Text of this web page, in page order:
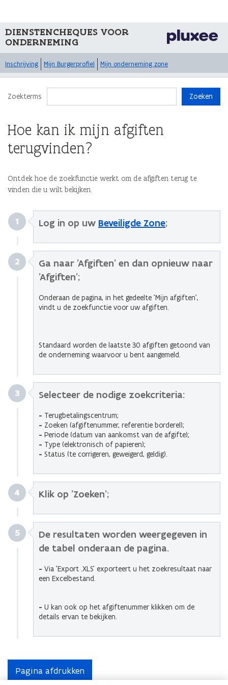
DIENSTENCHEQUES VOOR
ONDERNEMING
Inschrijving Mijn Burgerprofiel Mijn onderneming zone
Zoekterms Zoeken
Hoe kan ik mijn afgiften
terugvinden?
Ontdek hoe de zoekfunctie werkt om de afgiften terug te
vinden die u wilt bekijken.
1 Log in op uw Beveiligde Zone;
2
Ga naar 'Afgiften' en dan opnieuw naar
'Afgiften';
Onderaan de pagina, in het gedeelte 'Mijn afgiften',
vindt u de zoekfunctie voor uw afgiften.
Standaard worden de laatste 30 afgiften getoond van
de onderneming waarvoor u bent aangemeld.
3 Selecteer de nodige zoekcriteria:
- Terugbetalingscentrum;
- Zoeken (afgiftenummer, referentie borderel);
- Periode (datum van aankomst van de afgifte);
- Type (elektronisch of papieren);
- Status (te corrigeren, geweigerd, geldig).
4 Klik op 'Zoeken';
5
De resultaten worden weergegeven in
de tabel onderaan de pagina.
- Via 'Export .XLS' exporteert u het zoekresultaat naar
een Excelbestand.
- U kan ook op het afgiftenummer klikken om de
details ervan te bekijken.
Pagina afdrukken